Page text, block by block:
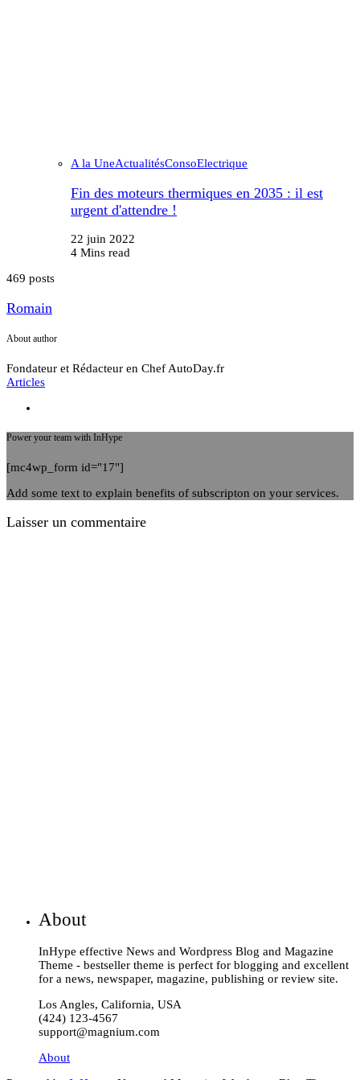
A la UneActualitésConsoElectrique
Fin des moteurs thermiques en 2035 : il est
urgent d'attendre !
22 juin 2022
4 Mins read
469 posts
Romain
About author
Fondateur et Rédacteur en Chef AutoDay.fr
Articles
Power your team with InHype
[mc4wp_form id="17"]
Add some text to explain benefits of subscripton on your services.
Laisser un commentaire
About
InHype effective News and Wordpress Blog and Magazine
Theme - bestseller theme is perfect for blogging and excellent
for a news, newspaper, magazine, publishing or review site.
Los Angles, California, USA
(424) 123-4567
support@magnium.com
About